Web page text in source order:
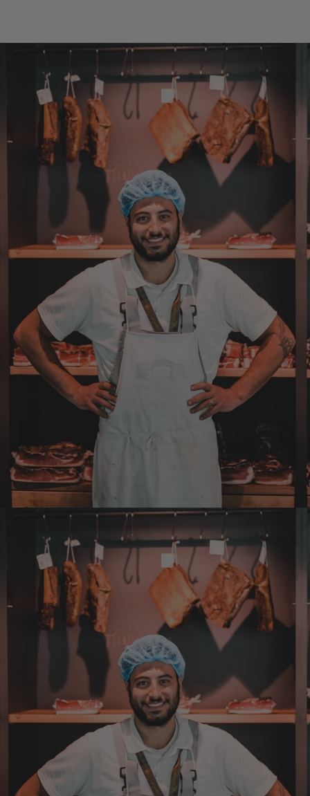
Eine super Qualität, klasse im Geschmack,
werde wieder bestellen....bin sehr zufrieden
4.8.2026
Sven
Die Qualität ist super und der Geschmack ist
wie in den Dolomieten.
Hans Joerg
Verifizierter Kunde
Über die Produkte brauchen wir nicht zu
diskutieren, soweit schon probiert alles
Spitze. Der einzige Wermutstropfen ist die
Zustellung durch GLS. Dieses
Transportunternehmen ist das
unzuverlässigste das es gibt. Die liefern
Pakete die an Privatadressen gesandt
werden meistens zu Abholstationen. Es hat
mir Mühe gekostet das Paket wenigstens an
die Haustüre abgestellt zu bekommen. Bei
eventueller Wiederbestellung werde ich Sie
ersuchen , die Post in Anspruch zu nehmen.
Da wäre ich auch bereit die Transportkosten
zu tragen. Mit freundlichen Grüßen Jörg
Markus
Hervorragende Qualität mit Geschmack
Dorothea
Verifizierter Kunde
Erstklassige Ware Hervorragende Qualität
Sehr gutes Preis Leistungsverhältnis
Axel
Verifizierter Kunde
Sehr gute Ware , schnelle Zusendung. Ich bin
sehr zufrieden. Gern wieder!
4.8.2026